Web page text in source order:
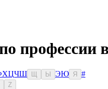
профессии
ХЦЧШ Ы ЭЮ Я
#
Z